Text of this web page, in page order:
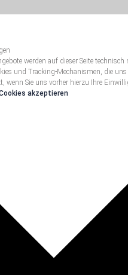
werden auf dieser Seite
und Tracking-Mechanismen, die
wenn Sie uns vorher hierzu Ihre
akzeptieren